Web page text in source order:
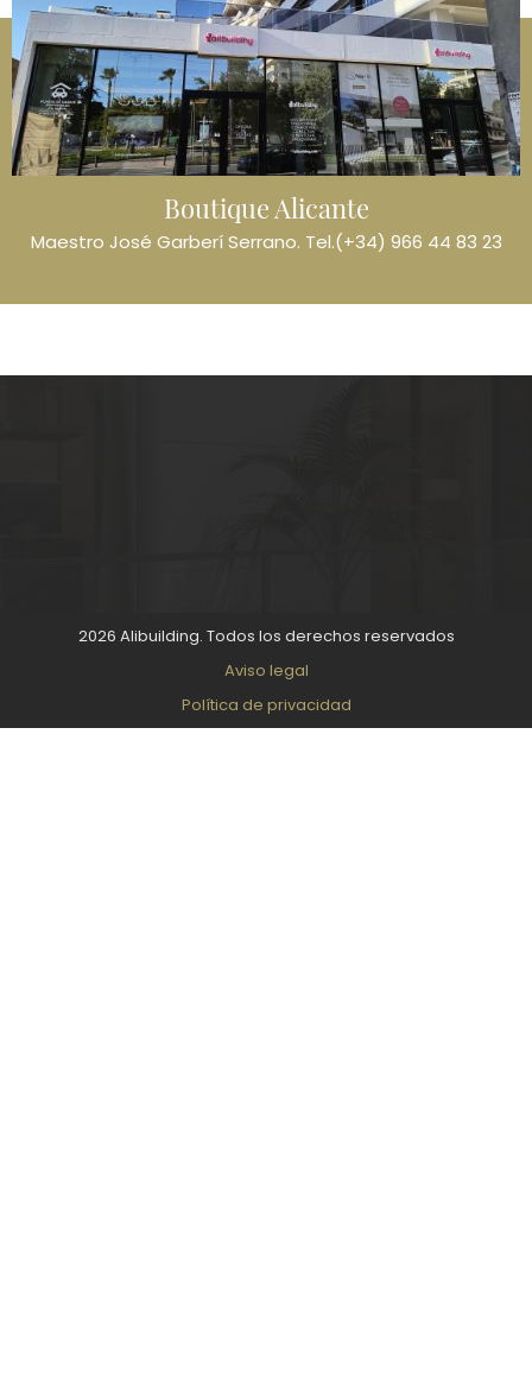
Boutique Alicante
Maestro José Garberí Serrano. Tel.(+34) 966 44 83 23
2026 Alibuilding. Todos los derechos reservados
Aviso legal
Política de privacidad